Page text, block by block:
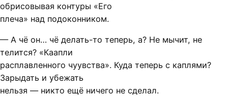
обрисовывая контуры «Его
плеча» над подоконником.
— А чё он… чё делать-то теперь, а? Не мычит, не
телится? «Каапли
расплавленного чуувства». Куда теперь с каплями?
Зарыдать и убежать
нельзя — никто ещё ничего не сделал.